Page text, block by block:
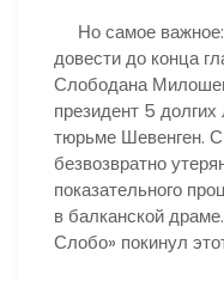
Но самое важное:
довести до конца
Слободана
президент 5
тюрьме Шевенген.
безвозвратно
показательного
в балканской
Слобо» покинул